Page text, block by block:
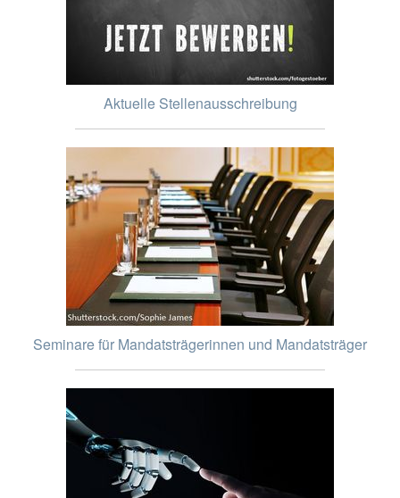
Aktuelle Stellenausschreibung
Seminare für Mandatsträgerinnen und Mandatsträger